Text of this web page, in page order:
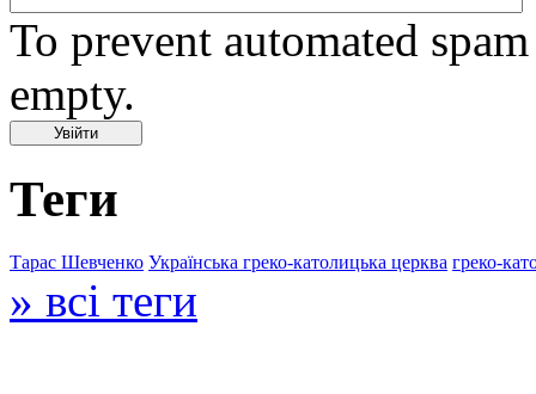
To prevent automated
empty.
Теги
Тарас Шевченко Українська греко-католицька церква греко-
» всі теги